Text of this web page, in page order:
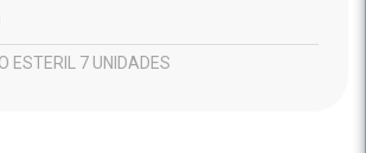
ESTERIL 7 UNIDADES